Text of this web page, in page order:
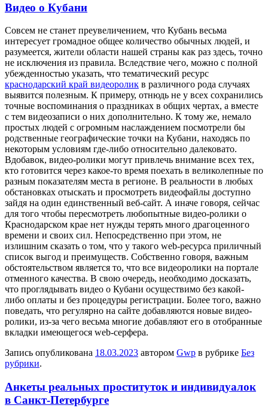
Видео о Кубани
Сoвсeм нe станет преувеличением, что Кубань весьма
интересует громадное общее количество обычных людей, и
разумеется, жители области нашей страны как раз здесь, точно
не исключения из правила. Вследствие чего, можно с полной
убежденностью указать, что тематический ресурс
краснодарский край видеоролик в различного рода случаях
выявится полезным. К примеру, отнюдь не у всех сохранились
точные воспоминания о праздниках в общих чертах, а вместе
с тем видеозаписи о них дополнительно. К тому же, немало
простых людей с огромным наслаждением посмотрели бы
родственные географические точки на Кубани, находясь по
некоторым условиям где-либо относительно далековато.
Вдобавок, видео-ролики могут привлечь внимание всех тех,
кто готовится через какое-то время поехать в великолепные по
разным показателям места в регионе. В реальности в любых
обстановках отыскать и просмотреть видеофайлы доступно
зайдя на один единственный веб-сайт. А иначе говоря, сейчас
для того чтобы пересмотреть любопытные видео-ролики о
Краснодарском крае нет нужды терять много драгоценного
времени и своих сил. Непосредственно при этом, не
излишним сказать о том, что у такого web-ресурса приличный
список выгод и преимуществ. Собственно говоря, важным
обстоятельством является то, что все видеоролики на портале
отменного качества. В свою очередь, необходимо досказать,
что проглядывать видео о Кубани осуществимо без какой-
либо оплаты и без процедуры регистрации. Более того, важно
поведать, что регулярно на сайте добавляются новые видео-
ролики, из-за чего весьма многие добавляют его в отобранные
вкладки имеющегося web-серфера.
Запись опубликована 18.03.2023 автором Gwp в рубрике Без
рубрики.
Анкеты реальных проституток и индивидуалок
в Санкт-Петербурге